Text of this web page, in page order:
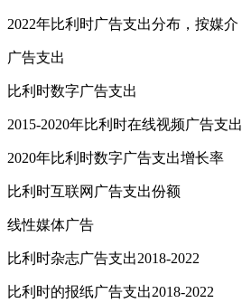
2022年比利时广告支出分布，按媒介
广告支出
比利时数字广告支出
2015-2020年比利时在线视频广告支出
2020年比利时数字广告支出增长率
比利时互联网广告支出份额
线性媒体广告
比利时杂志广告支出2018-2022
比利时的报纸广告支出2018-2022